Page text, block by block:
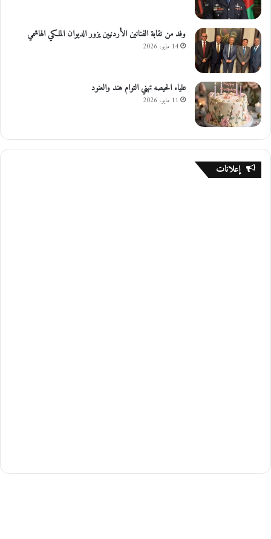
وفد من نقابة الفنانين الأردنيين يزور الديوان الملكي الهاشمي
14 مايو، 2026
علياء الحيصه تهني التوام هند والعنود
11 مايو، 2026
إعلانات